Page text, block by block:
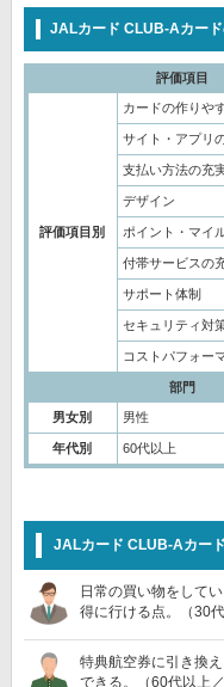
JALカード CLUB-Aカー
評価項目
評価項目別
カードの作りや
サイト・アプリ
支払い方法の充
デザイン
ポイント・マイ
付帯サービスの
サポート体制
セキュリティ対
コストパフォー
部門
男女別 男性
年代別 60代以上
JALカード CLUB-Aカー
日常の買い物をして
得に行ける点。（30代
特典航空券に引き換
できる。（60代以上／